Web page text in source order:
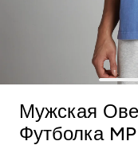
Мужская
Футболка